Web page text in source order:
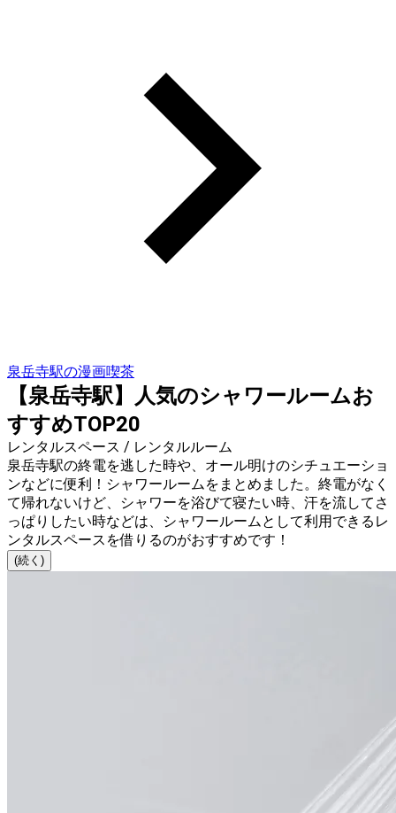
泉岳寺駅の漫画喫茶
【泉岳寺駅】人気のシャワールームお
すすめTOP20
レンタルスペース / レンタルルーム
泉岳寺駅の終電を逃した時や、オール明けのシチュエーショ
ンなどに便利！シャワールームをまとめました。終電がなく
て帰れないけど、シャワーを浴びて寝たい時、汗を流してさ
っぱりしたい時などは、シャワールームとして利用できるレ
ンタルスペースを借りるのがおすすめです！
(続く)